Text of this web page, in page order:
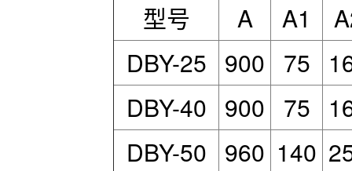
型号 A A1
DBY-25 900 75
DBY-40 900 75
DBY-50 960 140